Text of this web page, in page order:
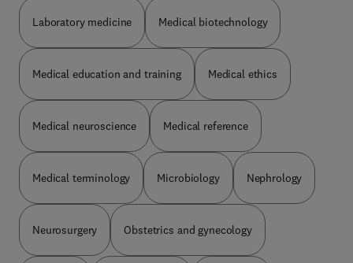
Laboratory medicine Medical biotechnology
Medical education and training Medical ethics
Medical neuroscience Medical reference
Medical terminology Microbiology Nephrology
Neurosurgery Obstetrics and gynecology